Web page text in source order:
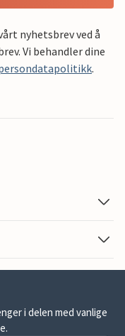
nyhetsbrev ved å
Vi behandler dine
.
i delen med vanlige